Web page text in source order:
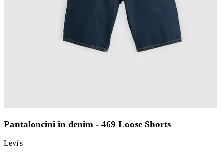
Pantaloncini in denim - 469 Loose Shorts
Levi's